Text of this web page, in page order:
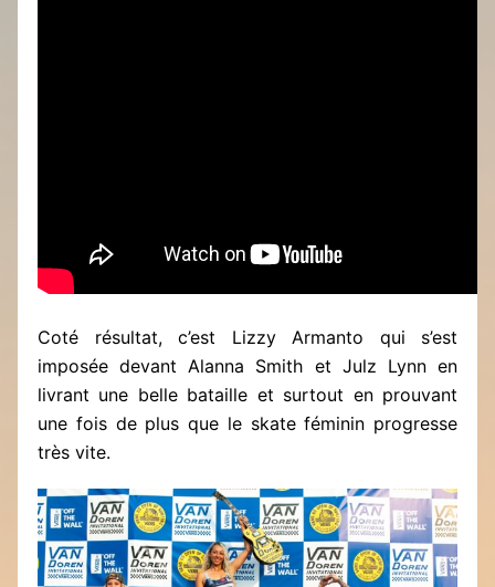
Coté résultat, c’est Lizzy Armanto qui s’est
imposée devant Alanna Smith et Julz Lynn en
livrant une belle bataille et surtout en prouvant
une fois de plus que le skate féminin progresse
très vite.